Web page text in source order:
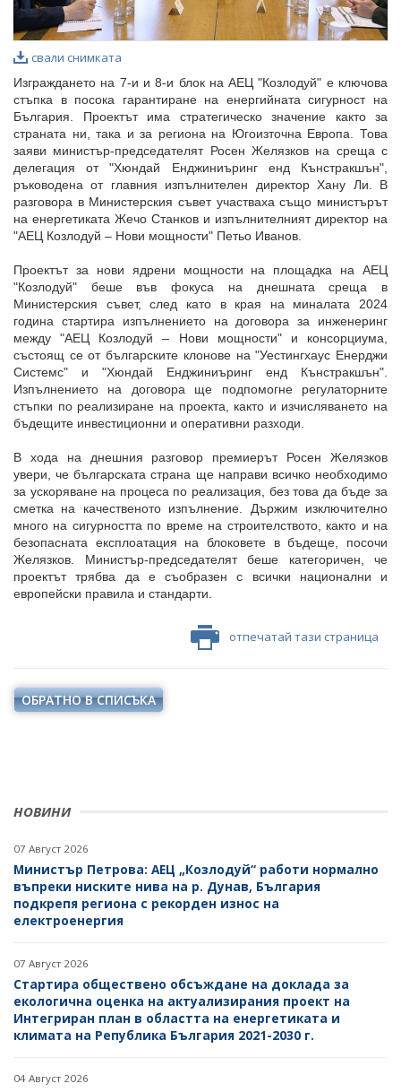
НОВИНИ
07 Август 2026
Министър Петрова: АЕЦ „Козлодуй“ работи нормално
въпреки ниските нива на р. Дунав, България
подкрепя региона с рекорден износ на
електроенергия
07 Август 2026
Стартира обществено обсъждане на доклада за
екологична оценка на актуализирания проект на
Интегриран план в областта на енергетиката и
климата на Република България 2021-2030 г.
04 Август 2026
свали снимката
Изграждането на 7-и и 8-и блок на АЕЦ "Козлодуй" е ключова
стъпка в посока гарантиране на енергийната сигурност на
България. Проектът има стратегическо значение както за
страната ни, така и за региона на Югоизточна Европа. Това
заяви министър-председателят Росен Желязков на среща с
делегация от "Хюндай Енджиниъринг енд Кънстракшън",
ръководена от главния изпълнителен директор Хану Ли. В
разговора в Министерския съвет участваха също министърът
на енергетиката Жечо Станков и изпълнителният директор на
"АЕЦ Козлодуй – Нови мощности" Петьо Иванов.
Проектът за нови ядрени мощности на площадка на АЕЦ
"Козлодуй" беше във фокуса на днешната среща в
Министерския съвет, след като в края на миналата 2024
година стартира изпълнението на договора за инженеринг
между "АЕЦ Козлодуй – Нови мощности" и консорциума,
състоящ се от българските клонове на "Уестингхаус Енерджи
Системс" и "Хюндай Енджиниъринг енд Кънстракшън".
Изпълнението на договора ще подпомогне регулаторните
стъпки по реализиране на проекта, както и изчисляването на
бъдещите инвестиционни и оперативни разходи.
В хода на днешния разговор премиерът Росен Желязков
увери, че българската страна ще направи всичко необходимо
за ускоряване на процеса по реализация, без това да бъде за
сметка на качественото изпълнение. Държим изключително
много на сигурността по време на строителството, както и на
безопасната експлоатация на блоковете в бъдеще, посочи
Желязков. Министър-председателят беше категоричен, че
проектът трябва да е съобразен с всички национални и
европейски правила и стандарти.
отпечатай тази страница
ОБРАТНО В СПИСЪКА